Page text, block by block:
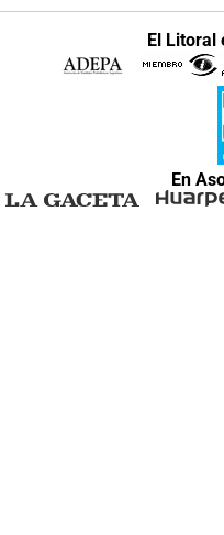
El Litoral
En